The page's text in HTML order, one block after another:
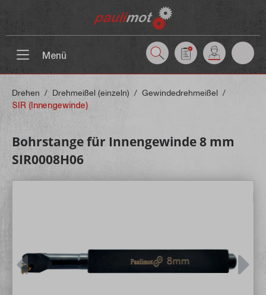
Menü
Drehen / Drehmeißel (einzeln) / Gewindedrehmeißel /
SIR (Innengewinde)
Bohrstange für Innengewinde 8 mm
SIR0008H06